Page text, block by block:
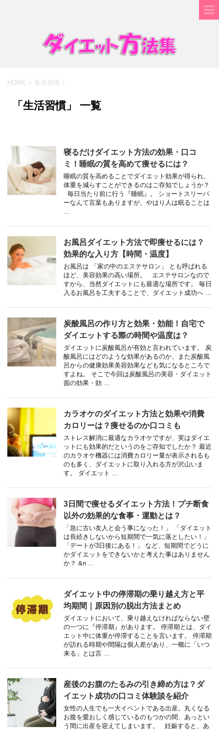
HOME > 生活習慣 >
「生活習慣」 一覧
寝るだけダイエット方法の効果・口コ
ミ！睡眠の質を高めて痩せるには？
睡眠の質を高めることでダイエット効果が得られ、
体重を減らすことができるのはご存知でしょうか？
毎日当たり前に行う『睡眠』。 ショートスリーパ
ーなんて言葉もありますが、やはり人は眠ることは
お風呂ダイエット方法で即痩せるには？
効果的な入り方【時間・温度】
お風呂は 「家の中のエステサロン」 とも呼ばれる
ほど、美容効果の高い場所。 エステサロンなので
すから、当然ダイエットにも最適な場所です。 毎日
入るお風呂を工夫することで、ダイエット成功へ …
炭酸風呂の作り方と効果・効能！自宅で
ダイエットする際の時間や温度は？
ダイエットに炭酸風呂が有効と言われています。 炭
酸風呂にはどのような効果があるのか、また炭酸風
呂からの健康効果美容効果なども気になるところで
すよね。 そこで今回は炭酸風呂の美容・ダイエット
面の効果・効 …
カラオケのダイエット方法と効果や消費
カロリーは？痩せるのか口コミも
ストレス解消に最適なカラオケですが、実はダイエ
ットにも効果的だというのをご存知でしたか？ 最近
のカラオケ機器には消費カロリー量が表示されるも
のも多く、ダイエットに取り入れる方が沢山いま
す。 ダイエット …
3日間で痩せるダイエット方法！プチ断食
以外の効果的な食事・運動とは？
「急に古い友人と会う事になった！」 「ダイエット
は長続きしないから短期間で一気に落としたい！」
「デートが3日後にある！」 など、短期間でどうに
かダイエットをできないかと考えた事はありません
か？ &n …
ダイエット中の停滞期の乗り越え方と平
均期間｜原因別の脱出方法まとめ
ダイエットにおいて、乗り越えなければならない壁
の一つに『停滞期』があります。 停滞期とは、ダイ
エット中に体重が停滞することを言います。 停滞期
が訪れる時期や間隔は個人差があり、一概に「いつ
来る」とは言 …
産後のお腹のたるみの引き締め方は？ダ
イエット成功の口コミ体験談を紹介
女性の人生でも一大イベントである出産。丸くなる
お腹を愛おしく感じているのもつかの間、あっとい
う間に出産を迎えてしまいます。 妊娠すると、あ